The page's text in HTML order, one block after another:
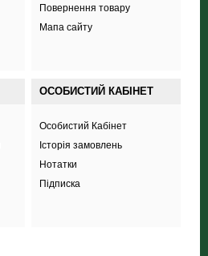
Повернення товару
Мапа сайту
ОСОБИСТИЙ КАБІНЕТ
Особистий Кабінет
Історія замовлень
Нотатки
Підписка